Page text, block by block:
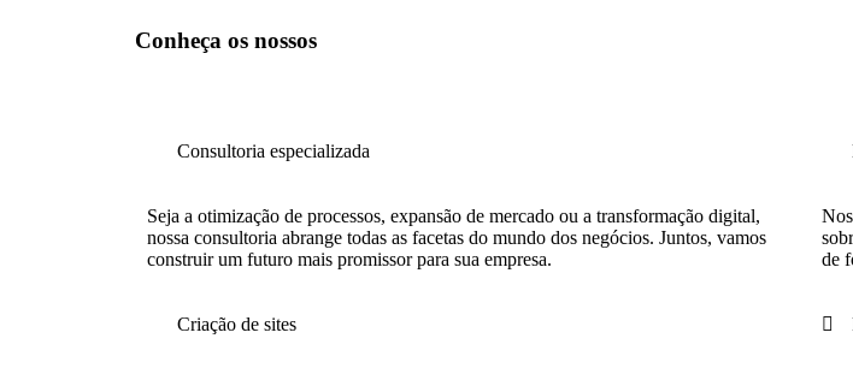
Conheça os nossos
Consultoria especializada
Seja a otimização de processos, expansão de mercado ou a transformação digital,
nossa consultoria abrange todas as facetas do mundo dos negócios. Juntos, vamos
construir um futuro mais promissor para sua empresa.
Criação de sites
de